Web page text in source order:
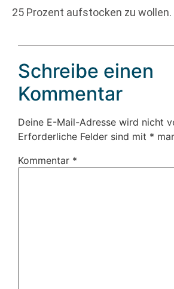
25 Prozent aufstocken zu wollen.
Schreibe einen
Kommentar
Deine E-Mail-Adresse wird nicht
Erforderliche Felder sind mit *
Kommentar *